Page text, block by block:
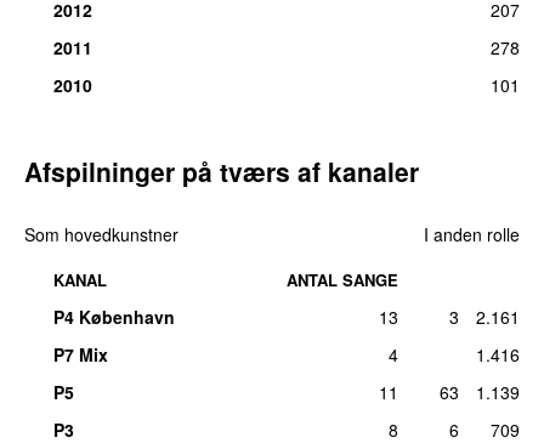
2012
207
2011
278
2010
101
Afspilninger på tværs af kanaler
Som hovedkunstner I anden rolle
KANAL ANTAL SANGE
P4 København 13 3
2.161
P7 Mix
4
1.416
P5
11 63
1.139
P3
8 6
709